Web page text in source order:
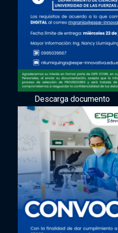
Descarga documento